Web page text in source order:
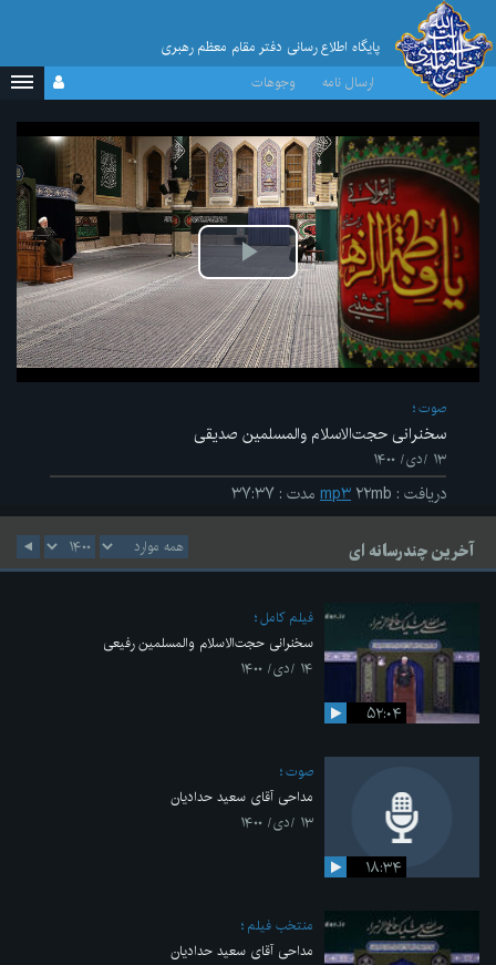
پایگاه اطلاع رسانی دفتر مقام معظم رهبری
ارسال نامه
وجوهات
پخش
ویدیو
صوت
سخنرانی حجت‌الاسلام والمسلمین صدیقی
۱۳ /دی/ ۱۴۰۰
دریافت : mp۳ ۲۲mb مدت : ۳۷:۳۷
آخرین چندرسانه ای
۵۲:۰۴
فیلم کامل
سخنرانی حجت‌الاسلام والمسلمین رفیعی
۱۴ /دی/ ۱۴۰۰
۱۸:۳۴
صوت
مداحی آقای سعید حدادیان
۱۳ /دی/ ۱۴۰۰
منتخب فیلم
مداحی آقای سعید حدادیان